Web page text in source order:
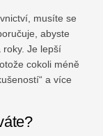
musíte se
abyste
roky. Je lepší
cokoli méně
a více